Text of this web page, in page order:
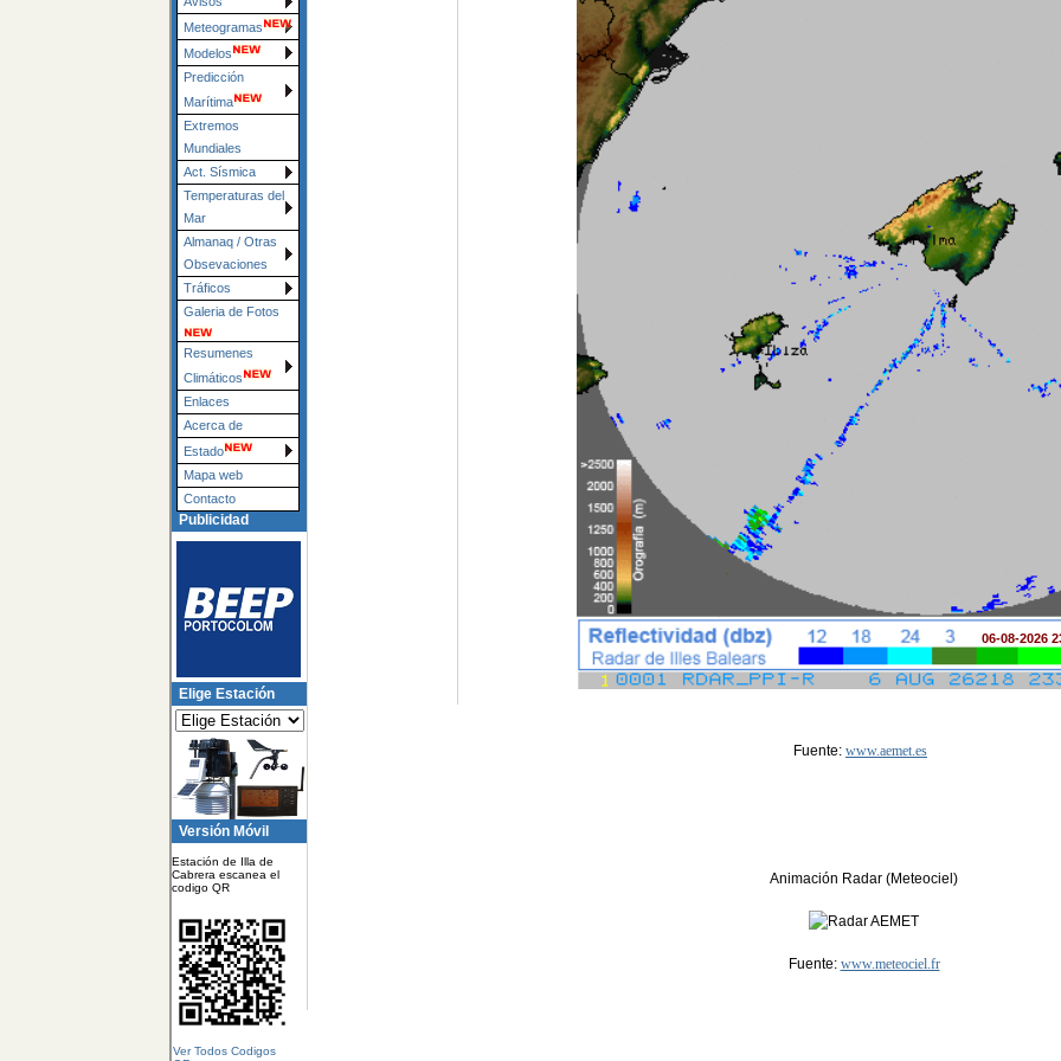
Meteogramas
Modelos
Predicción
Marítima
Extremos
Mundiales
Act. Sísmica
Temperaturas del
Mar
Almanaq / Otras
Obsevaciones
Tráficos
Galeria de Fotos
Resumenes
Climáticos
Enlaces
Acerca de
Estado
Mapa web
Contacto
Publicidad
Elige Estación
Versión Móvil
Estación de Illa de
Cabrera escanea el
codigo QR
Ver Todos Codigos
06-08-2026
Fuente: www.aemet.es
Animación Radar (Meteociel)
Fuente: www.meteociel.fr